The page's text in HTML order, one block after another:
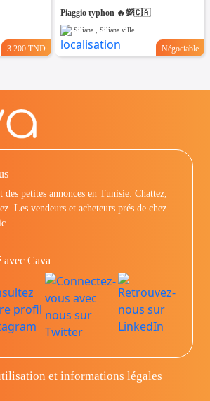
3.200 TND
Piaggio typhon 🔥💯🇨🇦
Siliana , Siliana ville
Négociable
des petites annonces en Tunisie: Chattez,
Les vendeurs et acheteurs prés de chez
avec Cava
et informations légales